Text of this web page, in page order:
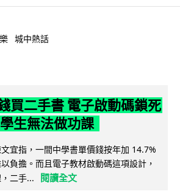
城中熱話
買二手書 電子啟動碼鎖死
生無法做功課
宜指，一間中學書單價錢按年加 14.7%
負擔。而且電子教材啟動碼這項設計，
二手...
閱讀全文